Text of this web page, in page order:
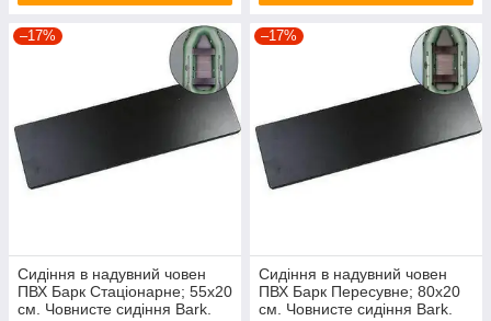
–17%
Сидіння в надувний човен
ПВХ Барк Стаціонарне; 55х20
см. Човнисте сидіння Bark.
–17%
Сидіння в надувний човен
ПВХ Барк Пересувне; 80х20
см. Човнисте сидіння Bark.